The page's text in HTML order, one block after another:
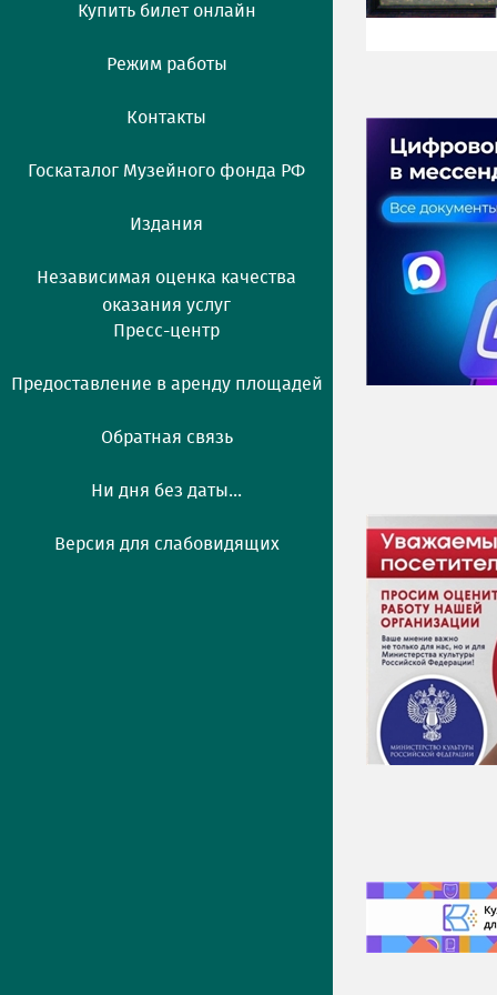
Купить билет онлайн
Режим работы
Контакты
Госкаталог Музейного фонда РФ
Издания
Независимая оценка качества
оказания услуг
Пресс-центр
Предоставление в аренду площадей
Обратная связь
Ни дня без даты...
Версия для слабовидящих